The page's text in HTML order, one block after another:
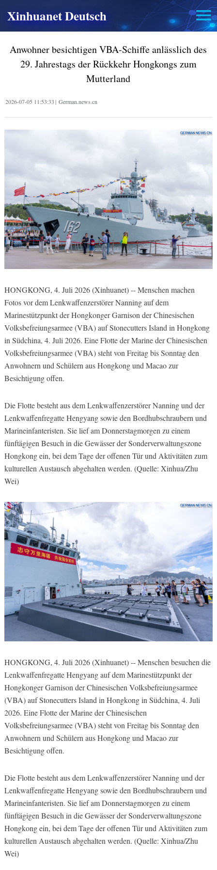
Xinhuanet Deutsch
Anwohner besichtigen VBA-Schiffe anlässlich des
29. Jahrestags der Rückkehr Hongkongs zum
Mutterland
2026-07-05 11:53:33| German.news.cn
HONGKONG, 4. Juli 2026 (Xinhuanet) -- Menschen machen
Fotos vor dem Lenkwaffenzerstörer Nanning auf dem
Marinestützpunkt der Hongkonger Garnison der Chinesischen
Volksbefreiungsarmee (VBA) auf Stonecutters Island in Hongkong
in Südchina, 4. Juli 2026. Eine Flotte der Marine der Chinesischen
Volksbefreiungsarmee (VBA) steht von Freitag bis Sonntag den
Anwohnern und Schülern aus Hongkong und Macao zur
Besichtigung offen.
Die Flotte besteht aus dem Lenkwaffenzerstörer Nanning und der
Lenkwaffenfregatte Hengyang sowie den Bordhubschraubern und
Marineinfanteristen. Sie lief am Donnerstagmorgen zu einem
fünftägigen Besuch in die Gewässer der Sonderverwaltungszone
Hongkong ein, bei dem Tage der offenen Tür und Aktivitäten zum
kulturellen Austausch abgehalten werden. (Quelle: Xinhua/Zhu
Wei)
HONGKONG, 4. Juli 2026 (Xinhuanet) -- Menschen besuchen die
Lenkwaffenfregatte Hengyang auf dem Marinestützpunkt der
Hongkonger Garnison der Chinesischen Volksbefreiungsarmee
(VBA) auf Stonecutters Island in Hongkong in Südchina, 4. Juli
2026. Eine Flotte der Marine der Chinesischen
Volksbefreiungsarmee (VBA) steht von Freitag bis Sonntag den
Anwohnern und Schülern aus Hongkong und Macao zur
Besichtigung offen.
Die Flotte besteht aus dem Lenkwaffenzerstörer Nanning und der
Lenkwaffenfregatte Hengyang sowie den Bordhubschraubern und
Marineinfanteristen. Sie lief am Donnerstagmorgen zu einem
fünftägigen Besuch in die Gewässer der Sonderverwaltungszone
Hongkong ein, bei dem Tage der offenen Tür und Aktivitäten zum
kulturellen Austausch abgehalten werden. (Quelle: Xinhua/Zhu
Wei)